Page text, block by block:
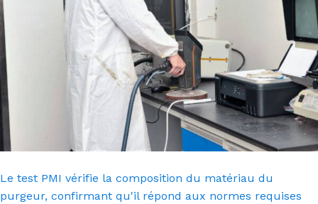
Le test PMI vérifie la composition du matériau du
purgeur, confirmant qu'il répond aux normes requises